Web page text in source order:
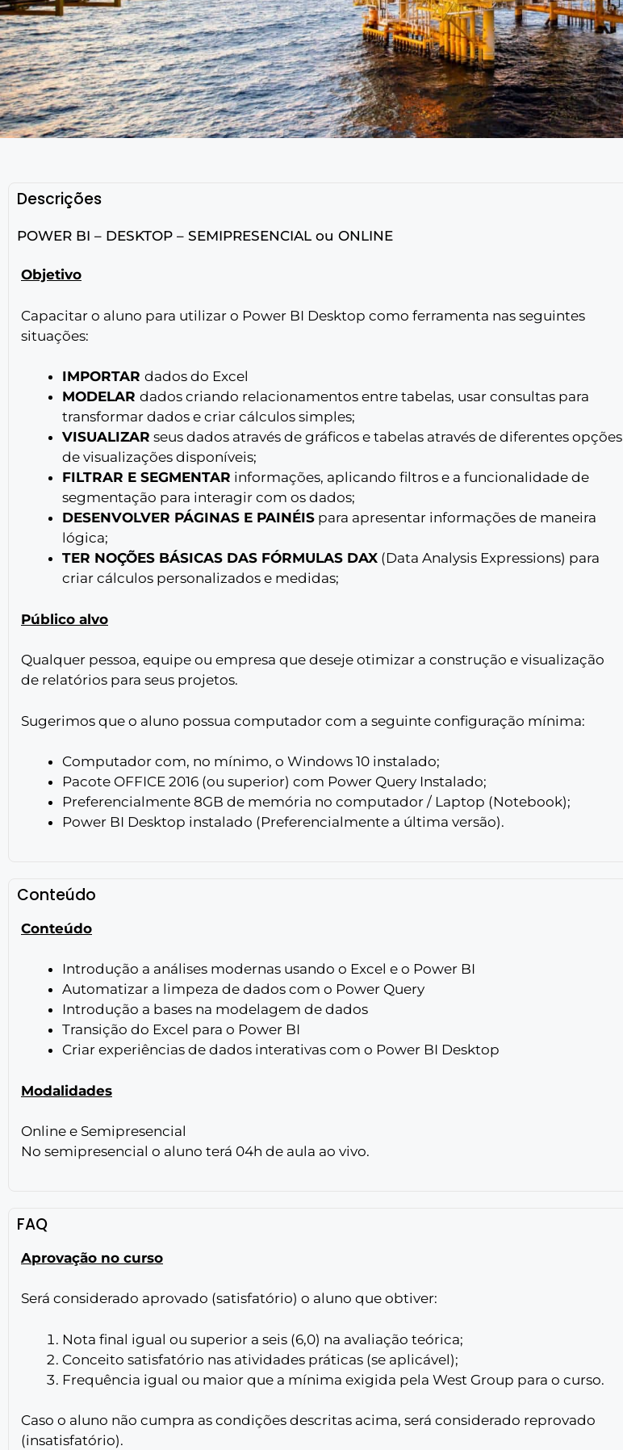
Descrições
POWER BI – DESKTOP – SEMIPRESENCIAL ou ONLINE
Objetivo
Capacitar o aluno para utilizar o Power BI Desktop como ferramenta nas seguintes
situações:
IMPORTAR dados do Excel
MODELAR dados criando relacionamentos entre tabelas, usar consultas para
transformar dados e criar cálculos simples;
VISUALIZAR seus dados através de gráficos e tabelas através de diferentes opções
de visualizações disponíveis;
FILTRAR E SEGMENTAR informações, aplicando filtros e a funcionalidade de
segmentação para interagir com os dados;
DESENVOLVER PÁGINAS E PAINÉIS para apresentar informações de maneira
lógica;
TER NOÇÕES BÁSICAS DAS FÓRMULAS DAX (Data Analysis Expressions) para
criar cálculos personalizados e medidas;
Público alvo
Qualquer pessoa, equipe ou empresa que deseje otimizar a construção e visualização
de relatórios para seus projetos.
Sugerimos que o aluno possua computador com a seguinte configuração mínima:
Computador com, no mínimo, o Windows 10 instalado;
Pacote OFFICE 2016 (ou superior) com Power Query Instalado;
Preferencialmente 8GB de memória no computador / Laptop (Notebook);
Power BI Desktop instalado (Preferencialmente a última versão).
Conteúdo
Conteúdo
Introdução a análises modernas usando o Excel e o Power BI
Automatizar a limpeza de dados com o Power Query
Introdução a bases na modelagem de dados
Transição do Excel para o Power BI
Criar experiências de dados interativas com o Power BI Desktop
Modalidades
Online e Semipresencial
No semipresencial o aluno terá 04h de aula ao vivo.
FAQ
Aprovação no curso
Será considerado aprovado (satisfatório) o aluno que obtiver:
Nota final igual ou superior a seis (6,0) na avaliação teórica;
Conceito satisfatório nas atividades práticas (se aplicável);
Frequência igual ou maior que a mínima exigida pela West Group para o curso.
Caso o aluno não cumpra as condições descritas acima, será considerado reprovado
(insatisfatório).